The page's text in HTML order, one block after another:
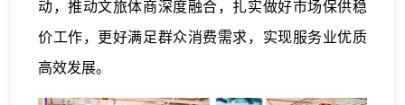
动，推动文旅体商深度融合，扎实做好市场保供稳
价工作，更好满足群众消费需求，实现服务业优质
高效发展。